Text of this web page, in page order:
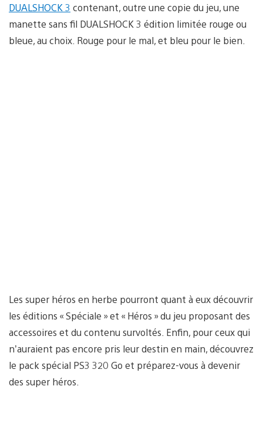
DUALSHOCK 3 contenant, outre une copie du jeu, une
manette sans fil DUALSHOCK 3 édition limitée rouge ou
bleue, au choix. Rouge pour le mal, et bleu pour le bien.
Les super héros en herbe pourront quant à eux découvrir
les éditions « Spéciale » et « Héros » du jeu proposant des
accessoires et du contenu survoltés. Enfin, pour ceux qui
n’auraient pas encore pris leur destin en main, découvrez
le pack spécial PS3 320 Go et préparez-vous à devenir
des super héros.